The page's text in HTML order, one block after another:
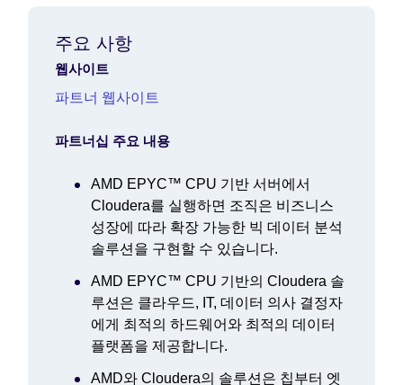
주요 사항
웹사이트
파트너 웹사이트
파트너십 주요 내용
AMD EPYC™ CPU 기반 서버에서
Cloudera를 실행하면 조직은 비즈니스
성장에 따라 확장 가능한 빅 데이터 분석
솔루션을 구현할 수 있습니다.
AMD EPYC™ CPU 기반의 Cloudera 솔
루션은 클라우드, IT, 데이터 의사 결정자
에게 최적의 하드웨어와 최적의 데이터
플랫폼을 제공합니다.
AMD와 Cloudera의 솔루션은 칩부터 엣